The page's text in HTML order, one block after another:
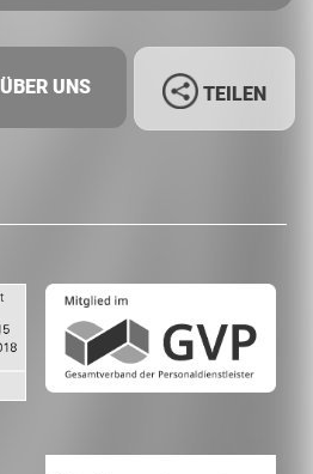
ÜBER UNS
Whatsapp
TEILEN